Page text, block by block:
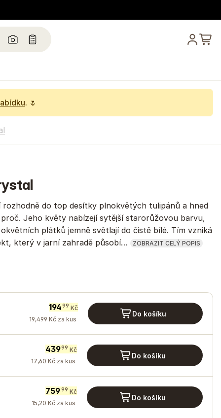
. 🌷
do top desítky plnokvětých tulipánů a hned
Jeho květy nabízejí sytější starorůžovou barvu,
plátků jemně světlají do čistě bílé. Tím vzniká
který v jarní zahradě působí…
ZOBRAZIT CELÝ POPIS
19499 Kč
19,499 Kč za kus
Do košíku
43999 Kč
17,60 Kč za kus
Do košíku
75999 Kč
15,20 Kč za kus
Do košíku